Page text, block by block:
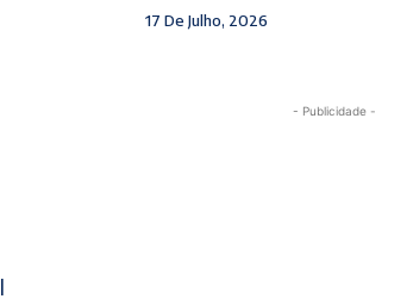
17 De Julho, 2026
- Publicidade -